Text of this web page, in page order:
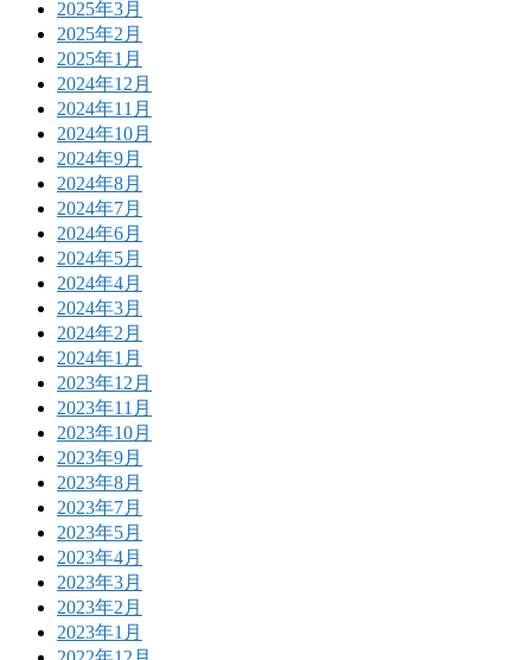
2025年3月
2025年2月
2025年1月
2024年12月
2024年11月
2024年10月
2024年9月
2024年8月
2024年7月
2024年6月
2024年5月
2024年4月
2024年3月
2024年2月
2024年1月
2023年12月
2023年11月
2023年10月
2023年9月
2023年8月
2023年7月
2023年5月
2023年4月
2023年3月
2023年2月
2023年1月